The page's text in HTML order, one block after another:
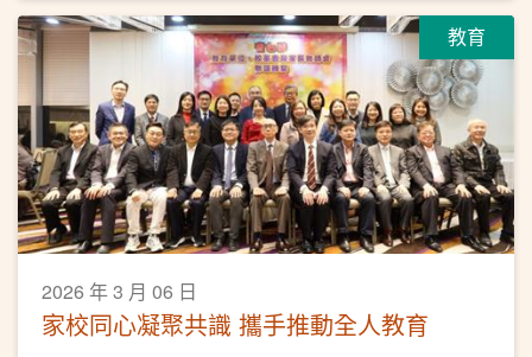
教育
2026 年 3 月 06 日
家校同心凝聚共識 攜手推動全人教育